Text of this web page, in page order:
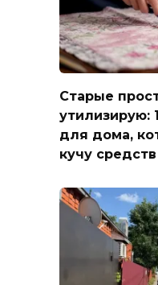
Старые
утилизирую:
для дома,
кучу средств